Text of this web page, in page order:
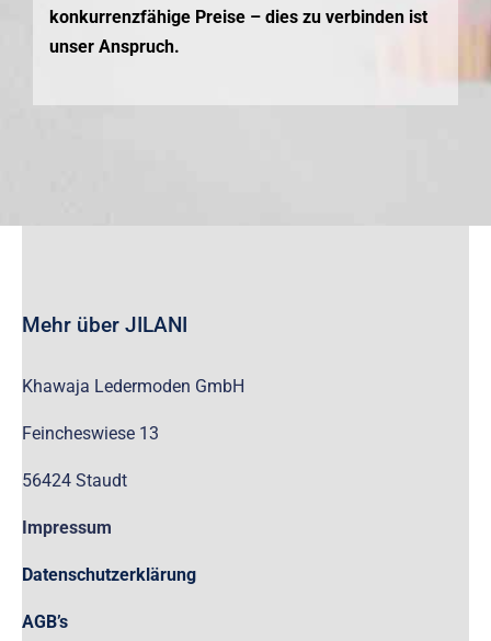
konkurrenzfähige Preise – dies zu verbinden ist
unser Anspruch.
Mehr über JILANI
Khawaja Ledermoden GmbH
Feincheswiese 13
56424 Staudt
Impressum
Datenschutzerklärung
AGB’s